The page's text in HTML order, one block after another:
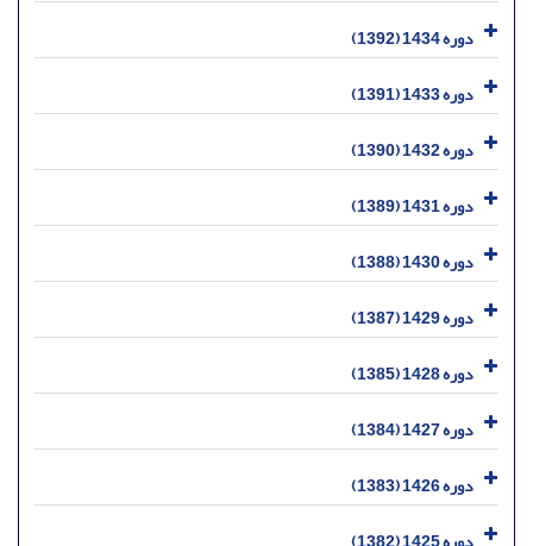
دوره 1434 (1392)
دوره 1433 (1391)
دوره 1432 (1390)
دوره 1431 (1389)
دوره 1430 (1388)
دوره 1429 (1387)
دوره 1428 (1385)
دوره 1427 (1384)
دوره 1426 (1383)